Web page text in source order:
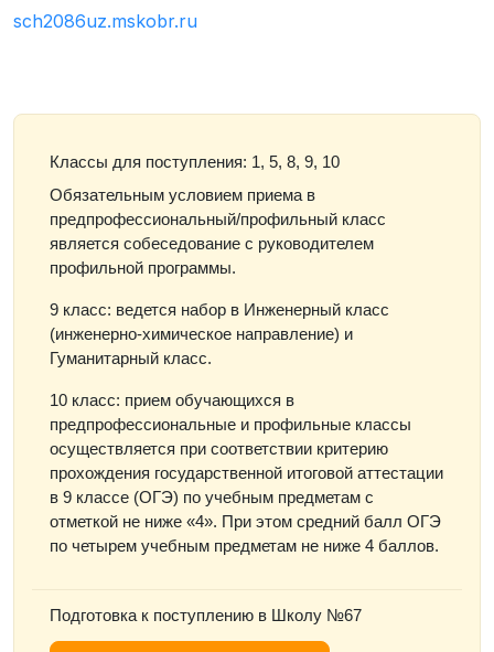
sch2086uz.mskobr.ru
Классы для поступления: 1, 5, 8, 9, 10
Обязательным условием приема в
предпрофессиональный/профильный класс
является собеседование с руководителем
профильной программы.
9 класс: ведется набор в Инженерный класс
(инженерно-химическое направление) и
Гуманитарный класс.
10 класс: прием обучающихся в
предпрофессиональные и профильные классы
осуществляется при соответствии критерию
прохождения государственной итоговой аттестации
в 9 классе (ОГЭ) по учебным предметам с
отметкой не ниже «4». При этом средний балл ОГЭ
по четырем учебным предметам не ниже 4 баллов.
Подготовка к поступлению в Школу №67